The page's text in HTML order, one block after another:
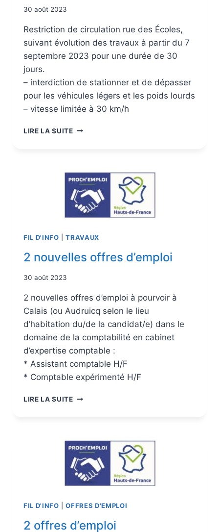
30 août 2023
Restriction de circulation rue des Écoles,
suivant évolution des travaux à partir du 7
septembre 2023 pour une durée de 30
jours.
– interdiction de stationner et de dépasser
pour les véhicules légers et les poids lourds
– vitesse limitée à 30 km/h
LIRE LA SUITE
FIL D'INFO |TRAVAUX
2 nouvelles offres d’emploi
30 août 2023
2 nouvelles offres d’emploi à pourvoir à
Calais (ou Audruicq selon le lieu
d’habitation du/de la candidat/e) dans le
domaine de la comptabilité en cabinet
d’expertise comptable :
* Assistant comptable H/F
* Comptable expérimenté H/F
LIRE LA SUITE
FIL D'INFO |OFFRES D'EMPLOI
2 offres d’emploi